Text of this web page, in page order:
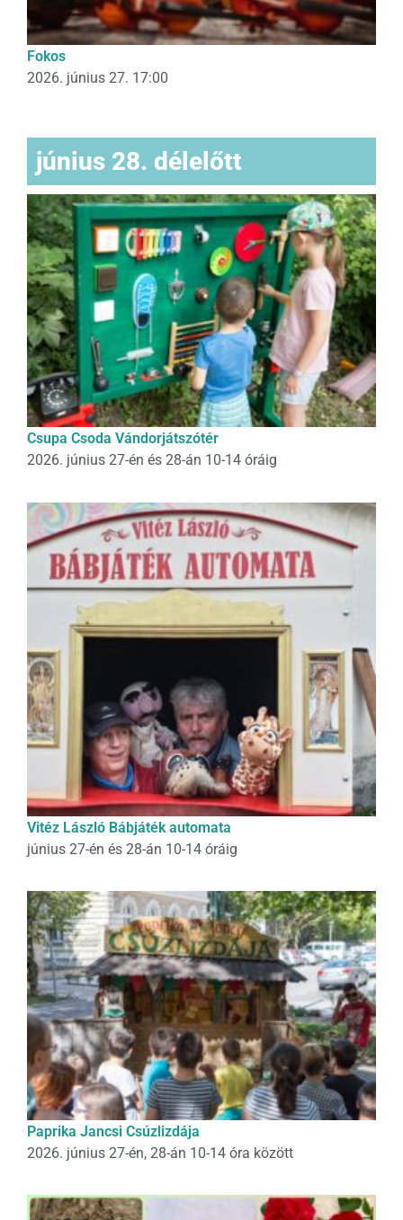
Fokos
2026. június 27. 17:00
június 28. délelőtt
Csupa Csoda Vándorjátszótér
2026. június 27-én és 28-án 10-14 óráig
Vitéz László Bábjáték automata
június 27-én és 28-án 10-14 óráig
Paprika Jancsi Csúzlizdája
2026. június 27-én, 28-án 10-14 óra között